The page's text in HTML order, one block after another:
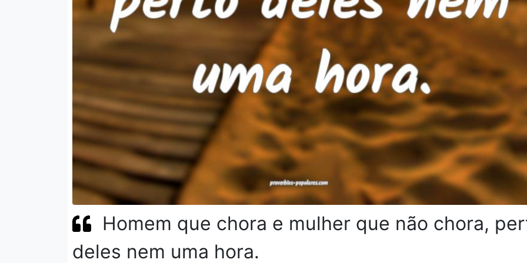
Homem que chora e mulher que não chora,
deles nem uma hora.